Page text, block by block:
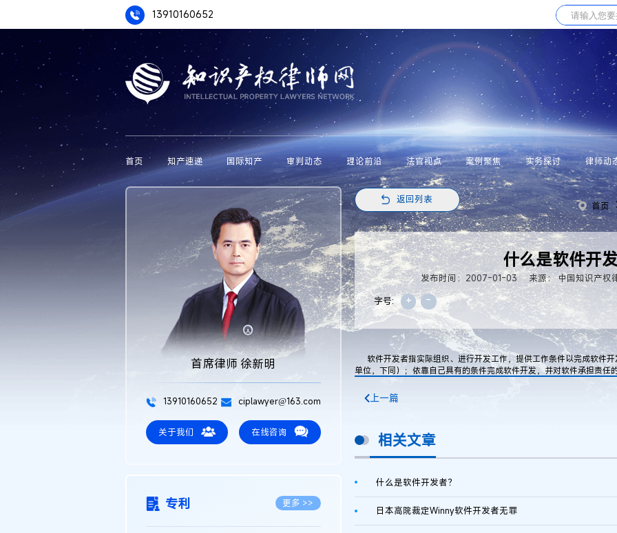
13910160652
首页 知产速递 国际知产 审判动态 理论前沿 法官视点 案例聚焦 实务探讨 律师动
首席律师 徐新明
13910160652 ciplawyer@163.com
关于我们 在线咨询
专利 更多 >>
返回列表
首页
什么是软件开
发布时间：2007-01-03
来源： 中国知识产权
字号:
+ -
软件开发者指实际组织、进行开发工作，提供工作条件以完成软件
单位，下同）；依靠自己具有的条件完成软件开发，并对软件承担责任
上一篇
相关文章
什么是软件开发者？
日本高院裁定Winny软件开发者无罪